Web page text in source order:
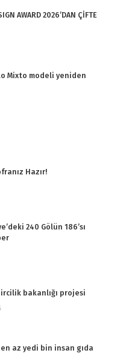
AWARD 2026’DAN ÇİFTE
Mixto modeli yeniden
Hazır!
240 Gölün 186’sı
bakanlığı projesi
az yedi bin insan gıda